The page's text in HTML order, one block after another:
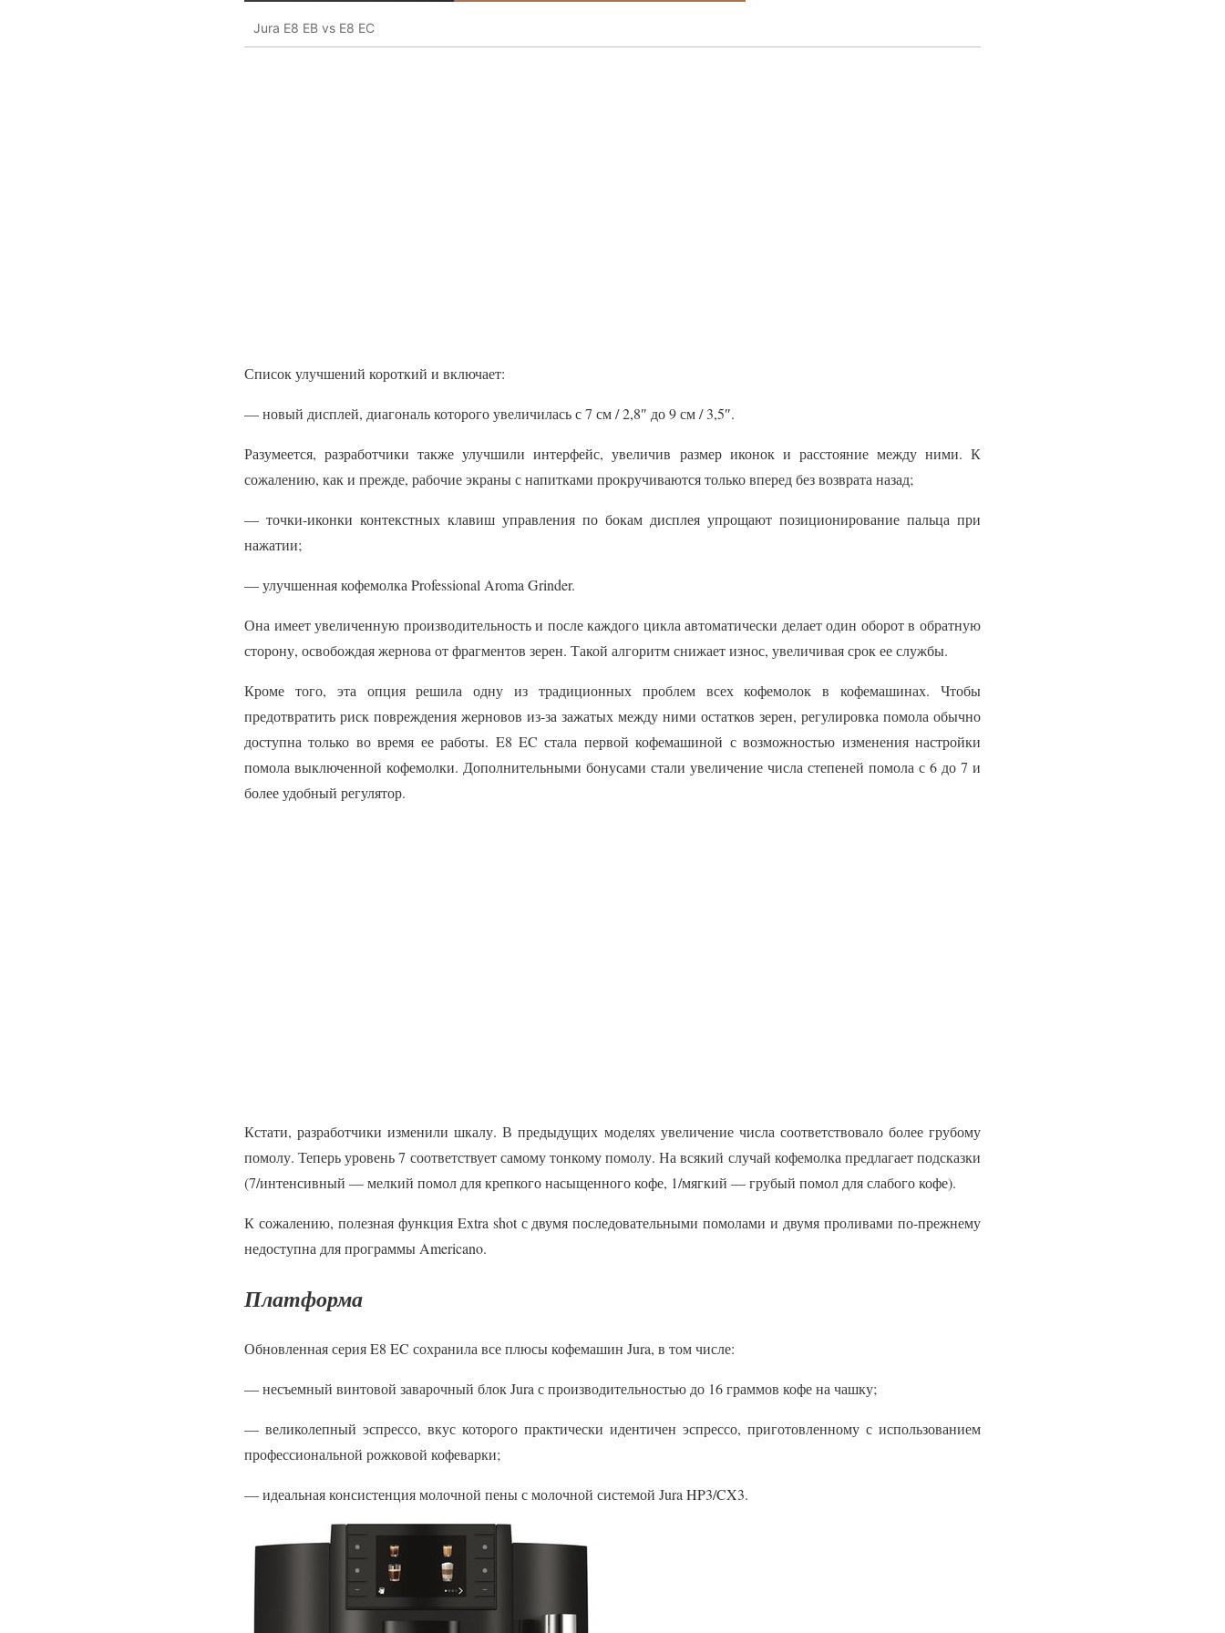
Jura E8 EB vs E8 EC
Список улучшений короткий и включает:
— новый дисплей, диагональ которого увеличилась с 7 см / 2,8″ до 9 см / 3,5″.
Разумеется, разработчики также улучшили интерфейс, увеличив размер иконок и расстояние между ними. К
сожалению, как и прежде, рабочие экраны с напитками прокручиваются только вперед без возврата назад;
— точки-иконки контекстных клавиш управления по бокам дисплея упрощают позиционирование пальца при
нажатии;
— улучшенная кофемолка Professional Aroma Grinder.
Она имеет увеличенную производительность и после каждого цикла автоматически делает один оборот в обратную
сторону, освобождая жернова от фрагментов зерен. Такой алгоритм снижает износ, увеличивая срок ее службы.
Кроме того, эта опция решила одну из традиционных проблем всех кофемолок в кофемашинах. Чтобы
предотвратить риск повреждения жерновов из-за зажатых между ними остатков зерен, регулировка помола обычно
доступна только во время ее работы. E8 EC стала первой кофемашиной с возможностью изменения настройки
помола выключенной кофемолки. Дополнительными бонусами стали увеличение числа степеней помола с 6 до 7 и
более удобный регулятор.
Кстати, разработчики изменили шкалу. В предыдущих моделях увеличение числа соответствовало более грубому
помолу. Теперь уровень 7 соответствует самому тонкому помолу. На всякий случай кофемолка предлагает подсказки
(7/интенсивный — мелкий помол для крепкого насыщенного кофе, 1/мягкий — грубый помол для слабого кофе).
К сожалению, полезная функция Extra shot с двумя последовательными помолами и двумя проливами по-прежнему
недоступна для программы Americano.
Платформа
Обновленная серия E8 EC сохранила все плюсы кофемашин Jura, в том числе:
— несъемный винтовой заварочный блок Jura с производительностью до 16 граммов кофе на чашку;
— великолепный эспрессо, вкус которого практически идентичен эспрессо, приготовленному с использованием
профессиональной рожковой кофеварки;
— идеальная консистенция молочной пены с молочной системой Jura HP3/CX3.